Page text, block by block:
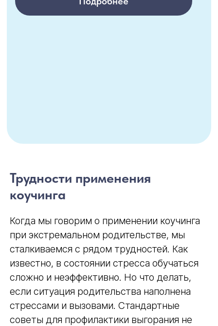
Трудности применения
коучинга
Когда мы говорим о применении коучинга
при экстремальном родительстве, мы
сталкиваемся с рядом трудностей. Как
известно, в состоянии стресса обучаться
сложно и неэффективно. Но что делать,
если ситуация родительства наполнена
стрессами и вызовами. Стандартные
советы для профилактики выгорания не